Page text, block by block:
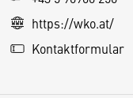
https://wko.at/
Kontaktformular
S
e